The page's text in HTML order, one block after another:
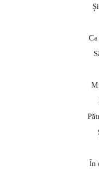
În